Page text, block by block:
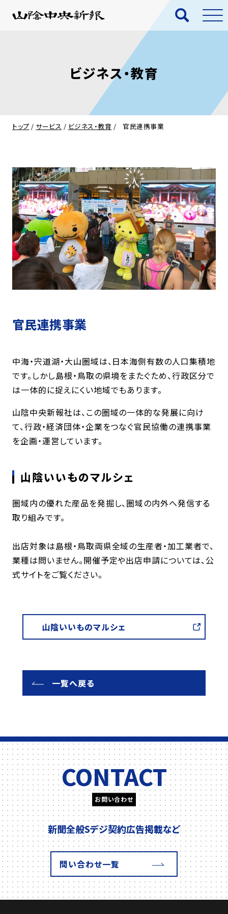
ビジネス・教育
トップ / サービス / ビジネス・教育 / 官民連携事業
官民連携事業
中海・宍道湖・大山圏域は、日本海側有数の人口集積地
です。しかし島根・鳥取の県境をまたぐため、行政区分で
は一体的に捉えにくい地域でもあります。
山陰中央新報社は、この圏域の一体的な発展に向け
て、行政・経済団体・企業をつなぐ官民協働の連携事業
を企画・運営しています。
山陰いいものマルシェ
圏域内の優れた産品を発掘し、圏域の内外へ発信する
取り組みです。
出店対象は島根・鳥取両県全域の生産者・加工業者で、
業種は問いません。開催予定や出店申請については、公
式サイトをご覧ください。
山陰いいものマルシェ
一覧へ戻る
CONTACT
お問い合わせ
新聞全般Sデジ契約広告掲載など
問い合わせ一覧